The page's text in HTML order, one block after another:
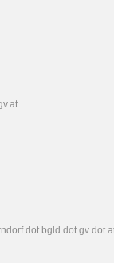
dot bgld dot gv dot